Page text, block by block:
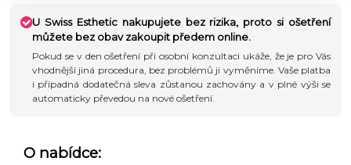
U Swiss Esthetic nakupujete bez rizika, proto si ošetření
můžete bez obav zakoupit předem online.
Pokud se v den ošetření při osobní konzultaci ukáže, že je pro Vás
vhodnější jiná procedura, bez problémů ji vyměníme. Vaše platba
i případná dodatečná sleva zůstanou zachovány a v plné výši se
automaticky převedou na nové ošetření.
O nabídce: